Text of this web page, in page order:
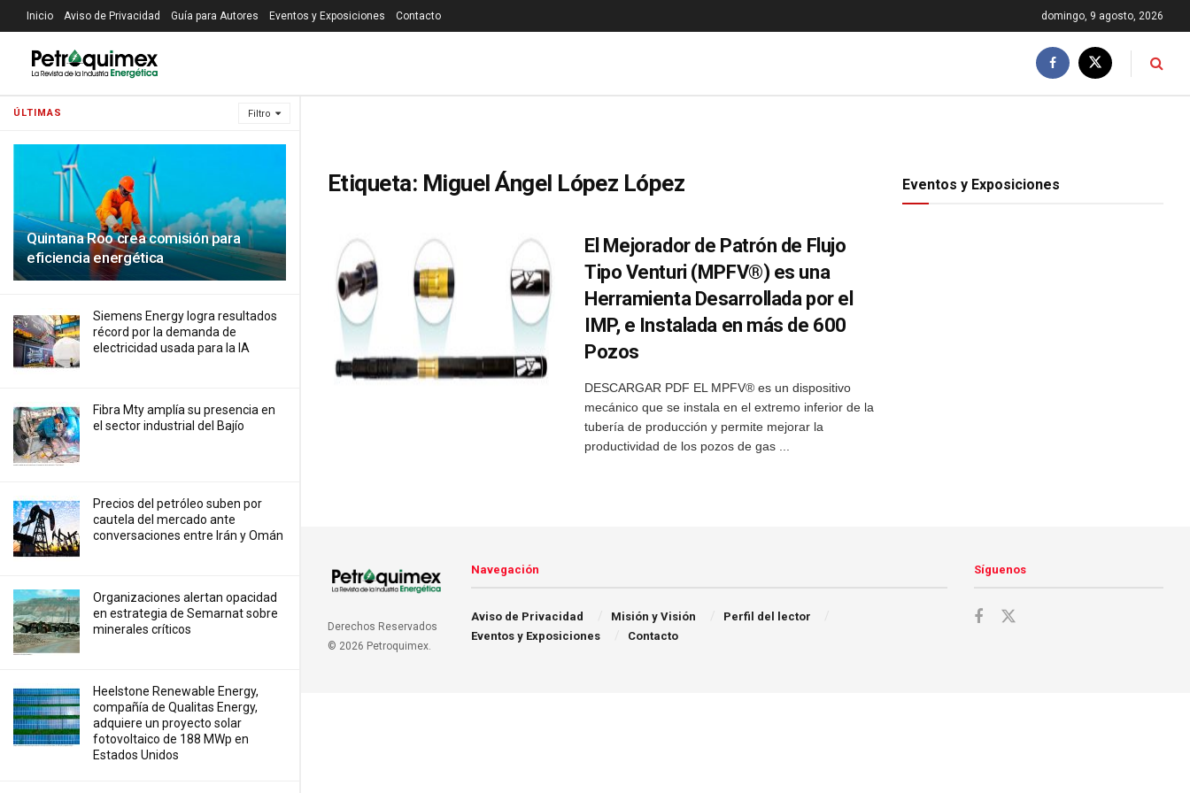
ÚLTIMAS Filtro
Quintana Roo crea comisión para
eficiencia energética
Siemens Energy logra resultados
récord por la demanda de
electricidad usada para la IA
Fibra Mty amplía su presencia en
el sector industrial del Bajío
Precios ⁠del petróleo suben por
cautela del mercado ante
conversaciones entre Irán y Omán
Organizaciones alertan opacidad
en estrategia de Semarnat sobre
minerales críticos
Heelstone Renewable Energy,
compañía de Qualitas Energy,
adquiere un proyecto solar
fotovoltaico de 188 MWp en
Estados Unidos
Inicio Aviso de Privacidad Guía para Autores Eventos y Exposiciones Contacto domingo, 9 agosto, 2026
Etiqueta: Miguel Ángel López López
El Mejorador de Patrón de Flujo
Tipo Venturi (MPFV®) es una
Herramienta Desarrollada por el
IMP, e Instalada en más de 600
Pozos
DESCARGAR PDF EL MPFV® es un dispositivo
mecánico que se instala en el extremo inferior de la
tubería de producción y permite mejorar la
productividad de los pozos de gas ...
Eventos y Exposiciones
Derechos Reservados
© 2026 Petroquimex.
Navegación
Aviso de Privacidad Misión y Visión
Perfil del lector
Eventos y Exposiciones
Contacto
Síguenos